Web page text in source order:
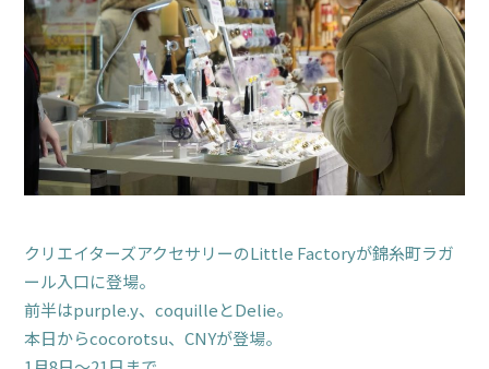
クリエイターズアクセサリーのLittle Factoryが錦糸町ラガ
ール入口に登場。
前半はpurple.y、coquilleとDelie。
本日からcocorotsu、CNYが登場。